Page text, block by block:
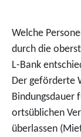
Welche
durch die
L-Bank
Der geförderte
Bindungsdauer
ortsüblichen
überlassen